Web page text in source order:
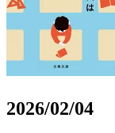
2026/02/04